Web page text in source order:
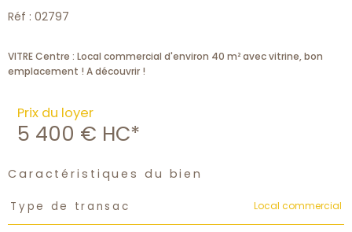
Réf : 02797
VITRE Centre : Local commercial d'environ 40 m² avec vitrine, bon
Prix du loyer
5 400 € HC*
Caractéristiques du bien
Caractéristiques Valeurs
Type de transac Local commercial